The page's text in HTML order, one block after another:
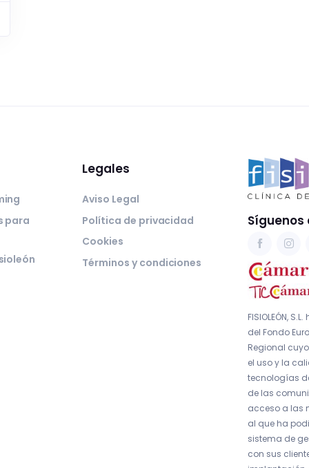
para
Legales
Aviso Legal
Política de privacidad
Cookies
Términos y condiciones
Síguenos
FISIOLEÓN,
del Fondo
Regional
el uso y la
tecnologías
de las
acceso a las
al que ha
sistema de
con sus